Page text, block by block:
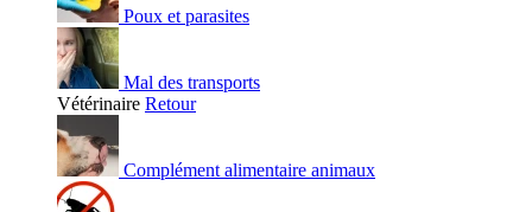
Poux et parasites
Mal des transports
Vétérinaire Retour
Complément alimentaire animaux